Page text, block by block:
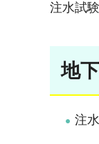
注水試
地
注